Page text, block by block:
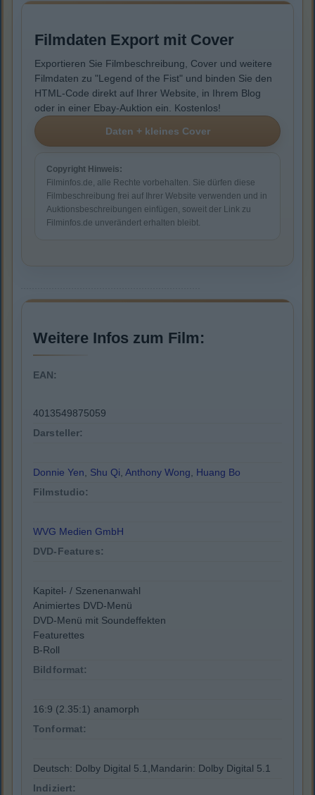
Filmdaten Export mit Cover
Exportieren Sie Filmbeschreibung, Cover und weitere
Filmdaten zu "Legend of the Fist" und binden Sie den
HTML-Code direkt auf Ihrer Website, in Ihrem Blog
oder in einer Ebay-Auktion ein. Kostenlos!
Copyright Hinweis:
Filminfos.de, alle Rechte vorbehalten. Sie dürfen diese
Filmbeschreibung frei auf Ihrer Website verwenden und in
Auktionsbeschreibungen einfügen, soweit der Link zu
Filminfos.de unverändert erhalten bleibt.
Weitere Infos zum Film:
EAN:
4013549875059
Darsteller:
Donnie Yen, Shu Qi, Anthony Wong, Huang Bo
Filmstudio:
WVG Medien GmbH
DVD-Features:
Kapitel- / Szenenanwahl
Animiertes DVD-Menü
DVD-Menü mit Soundeffekten
Featurettes
B-Roll
Bildformat:
16:9 (2.35:1) anamorph
Tonformat:
Deutsch: Dolby Digital 5.1,Mandarin: Dolby Digital 5.1
Indiziert: